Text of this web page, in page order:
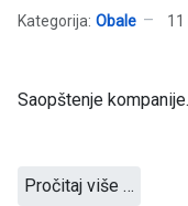
Kategorija: Obale
Saopštenje
Pročitaj više …